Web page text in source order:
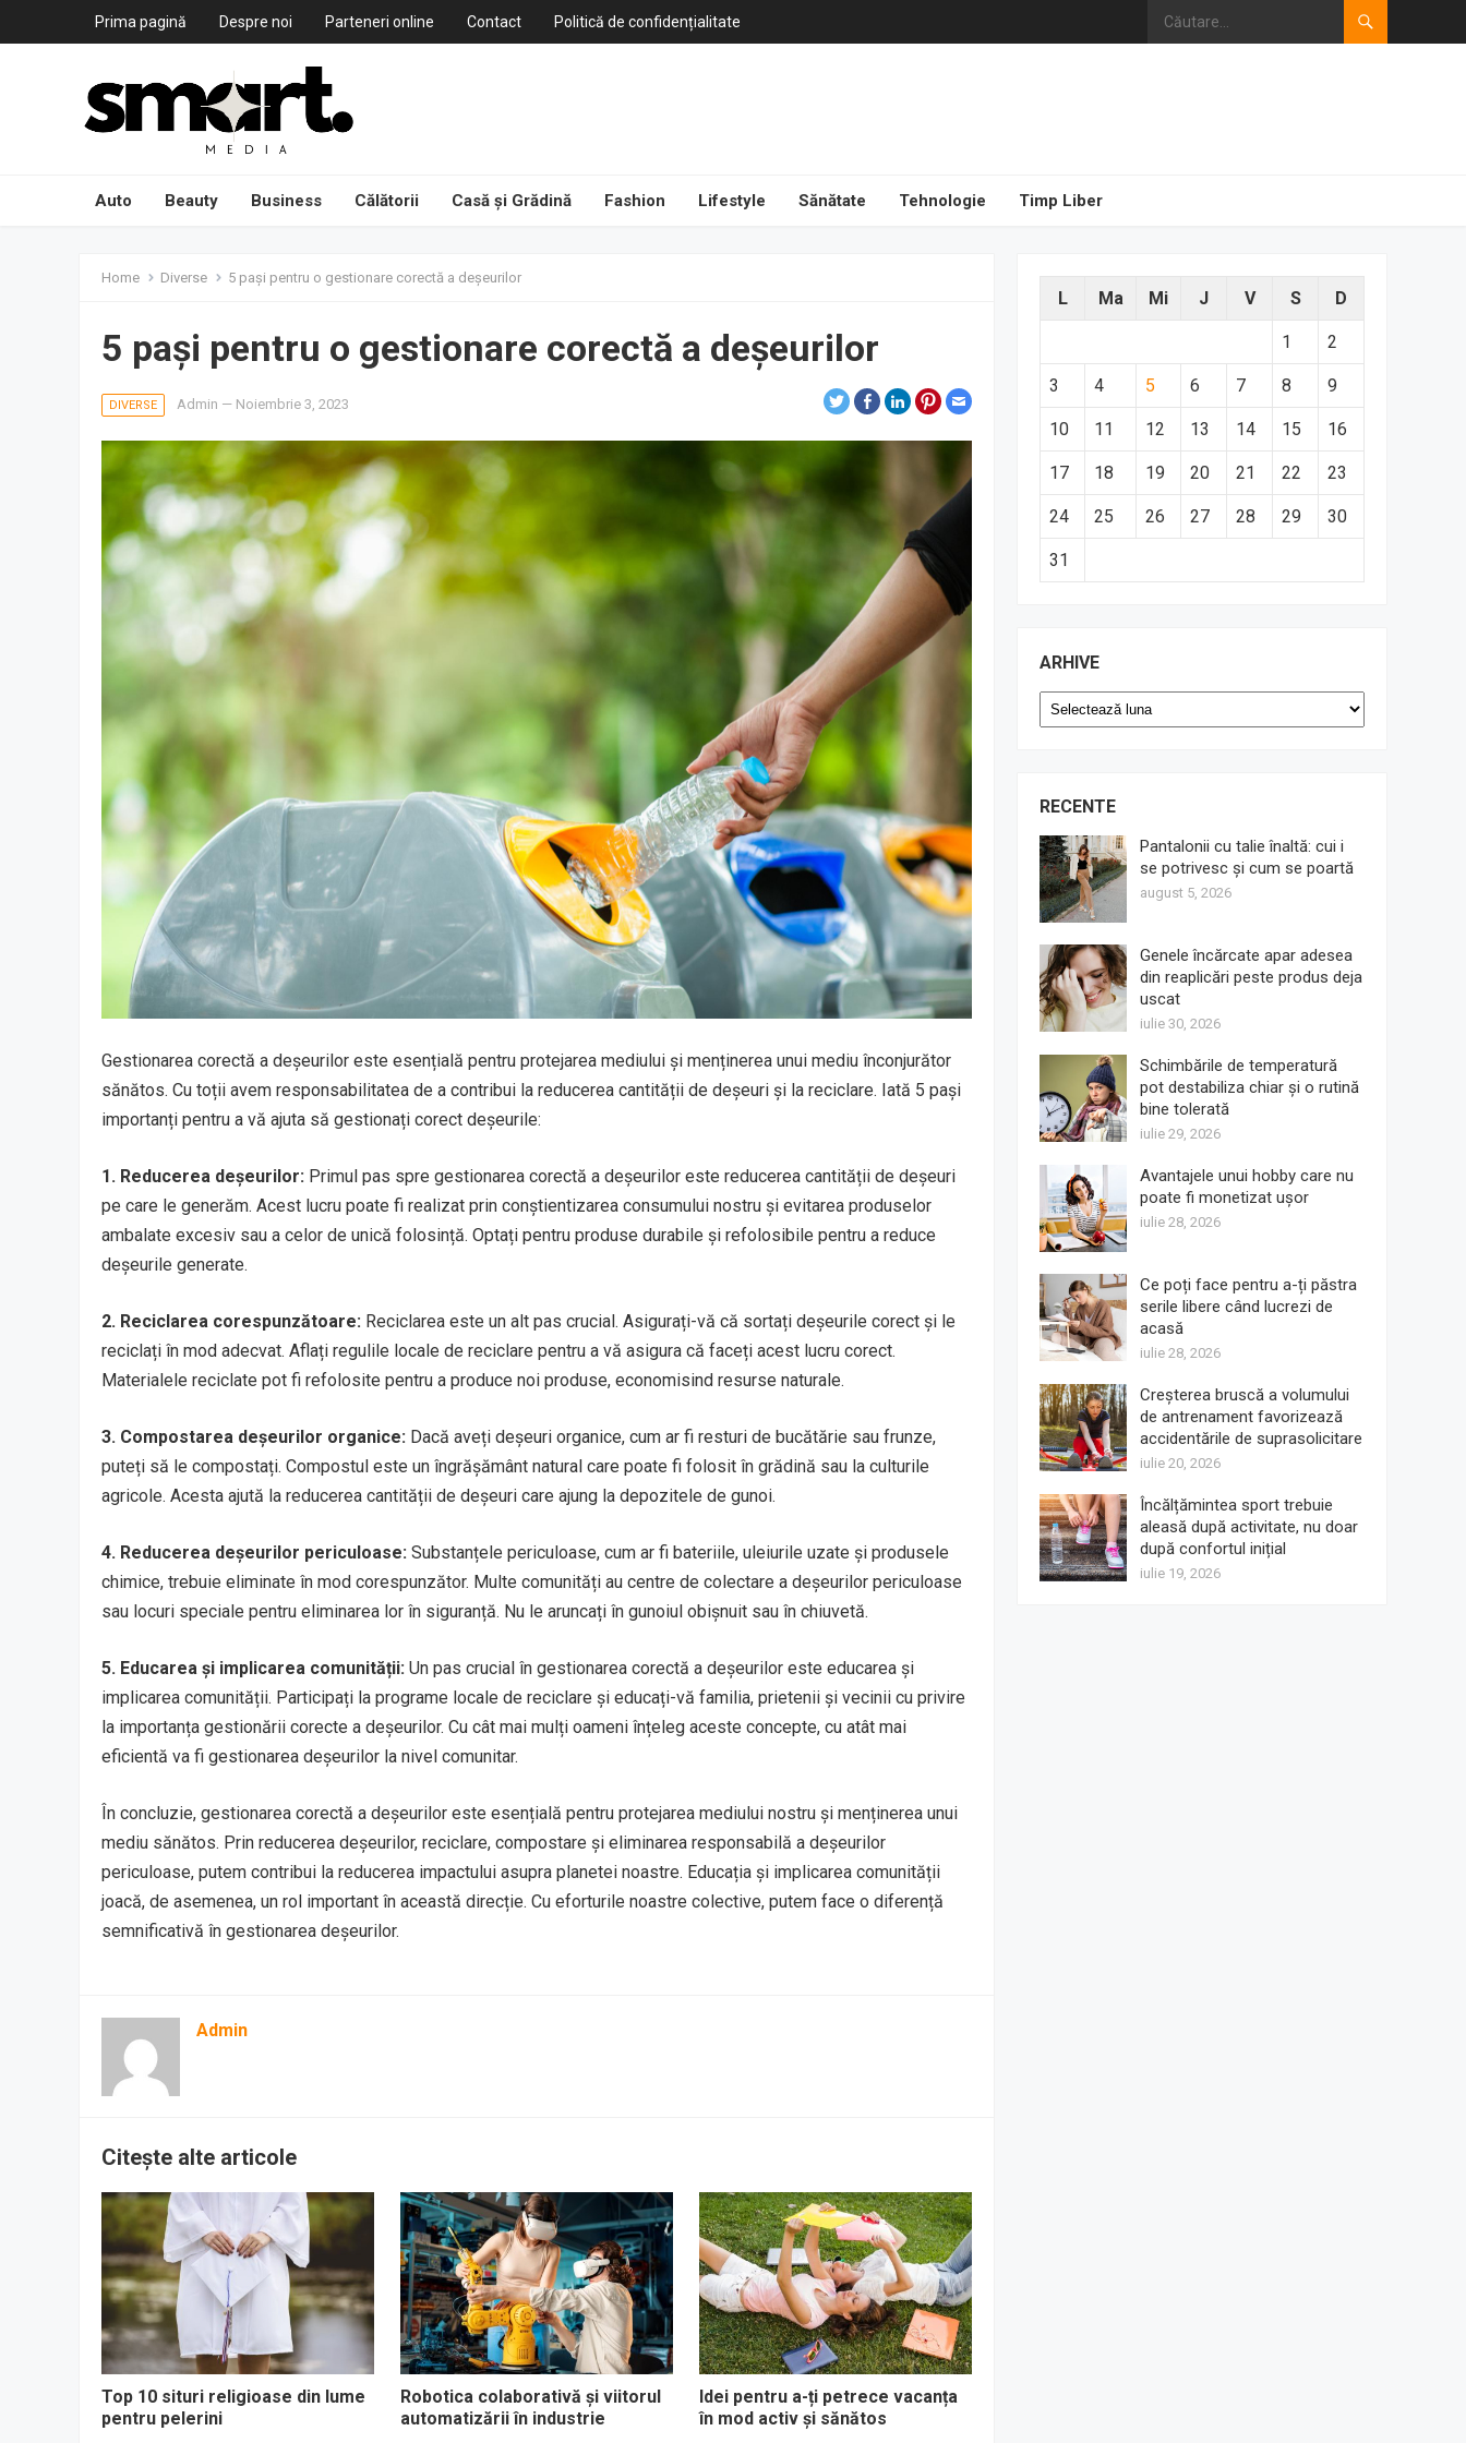
Prima pagină Despre noi Parteneri online Contact Politică de confidențialitate
Auto Beauty Business Călătorii Casă și Grădină Fashion Lifestyle Sănătate Tehnologie Timp Liber
Home Diverse 5 pași pentru o gestionare corectă a deșeurilor
5 pași pentru o gestionare corectă a deșeurilor
DIVERSE Admin — Noiembrie 3, 2023
Gestionarea corectă a deșeurilor este esențială pentru protejarea mediului și menținerea unui mediu înconjurător
sănătos. Cu toții avem responsabilitatea de a contribui la reducerea cantității de deșeuri și la reciclare. Iată 5 pași
importanți pentru a vă ajuta să gestionați corect deșeurile:
1. Reducerea deșeurilor: Primul pas spre gestionarea corectă a deșeurilor este reducerea cantității de deșeuri
pe care le generăm. Acest lucru poate fi realizat prin conștientizarea consumului nostru și evitarea produselor
ambalate excesiv sau a celor de unică folosință. Optați pentru produse durabile și refolosibile pentru a reduce
deșeurile generate.
2. Reciclarea corespunzătoare: Reciclarea este un alt pas crucial. Asigurați-vă că sortați deșeurile corect și le
reciclați în mod adecvat. Aflați regulile locale de reciclare pentru a vă asigura că faceți acest lucru corect.
Materialele reciclate pot fi refolosite pentru a produce noi produse, economisind resurse naturale.
3. Compostarea deșeurilor organice: Dacă aveți deșeuri organice, cum ar fi resturi de bucătărie sau frunze,
puteți să le compostați. Compostul este un îngrășământ natural care poate fi folosit în grădină sau la culturile
agricole. Acesta ajută la reducerea cantității de deșeuri care ajung la depozitele de gunoi.
4. Reducerea deșeurilor periculoase: Substanțele periculoase, cum ar fi bateriile, uleiurile uzate și produsele
chimice, trebuie eliminate în mod corespunzător. Multe comunități au centre de colectare a deșeurilor periculoase
sau locuri speciale pentru eliminarea lor în siguranță. Nu le aruncați în gunoiul obișnuit sau în chiuvetă.
5. Educarea și implicarea comunității: Un pas crucial în gestionarea corectă a deșeurilor este educarea și
implicarea comunității. Participați la programe locale de reciclare și educați-vă familia, prietenii și vecinii cu privire
la importanța gestionării corecte a deșeurilor. Cu cât mai mulți oameni înțeleg aceste concepte, cu atât mai
eficientă va fi gestionarea deșeurilor la nivel comunitar.
În concluzie, gestionarea corectă a deșeurilor este esențială pentru protejarea mediului nostru și menținerea unui
mediu sănătos. Prin reducerea deșeurilor, reciclare, compostare și eliminarea responsabilă a deșeurilor
periculoase, putem contribui la reducerea impactului asupra planetei noastre. Educația și implicarea comunității
joacă, de asemenea, un rol important în această direcție. Cu eforturile noastre colective, putem face o diferență
semnificativă în gestionarea deșeurilor.
Admin
Citește alte articole
Top 10 situri religioase din lume
pentru pelerini
Robotica colaborativă și viitorul
automatizării în industrie
Idei pentru a-ți petrece vacanța
în mod activ și sănătos
L Ma Mi J V S D
1 2
3 4 5 6 7 8 9
10 11 12 13 14 15 16
17 18 19 20 21 22 23
24 25 26 27 28 29 30
31
ARHIVE
Arhive
RECENTE
Pantalonii cu talie înaltă: cui i
se potrivesc și cum se poartă
august 5, 2026
Genele încărcate apar adesea
din reaplicări peste produs deja
uscat
iulie 30, 2026
Schimbările de temperatură
pot destabiliza chiar și o rutină
bine tolerată
iulie 29, 2026
Avantajele unui hobby care nu
poate fi monetizat ușor
iulie 28, 2026
Ce poți face pentru a-ți păstra
serile libere când lucrezi de
acasă
iulie 28, 2026
Creșterea bruscă a volumului
de antrenament favorizează
accidentările de suprasolicitare
iulie 20, 2026
Încălțămintea sport trebuie
aleasă după activitate, nu doar
după confortul inițial
iulie 19, 2026